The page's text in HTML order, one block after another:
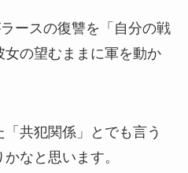
ースの復讐を「自分の戦
の望むままに軍を動か
共犯関係」とでも言う
なと思います。